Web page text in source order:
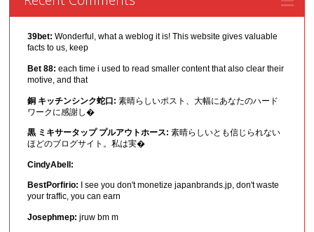
39bet: Wonderful, what a weblog it is! This website gives valuable
facts to us, keep
Bet 88: each time i used to read smaller content that also clear their
motive, and that
銅 キッチンシンク蛇口: 素晴らしいポスト、大幅にあなたのハード
ワークに感謝し�
黒 ミキサータップ プルアウトホース: 素晴らしいとも信じられない
ほどのブログサイト。私は実�
CindyAbell:
BestPorfirio:
I see you don't monetize japanbrands.jp, don't waste
your traffic, you can earn
Josephmep: jruw bm m